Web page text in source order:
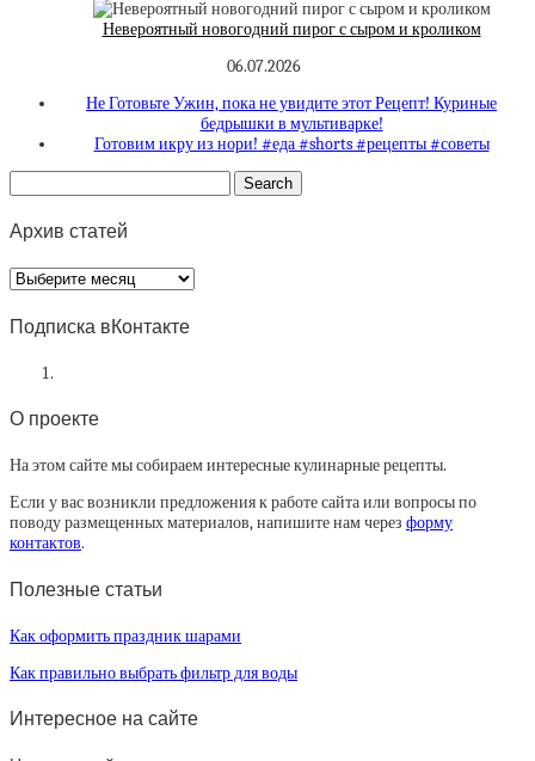
Невероятный новогодний пирог с сыром и кроликом
06.07.2026
Не Готовьте Ужин, пока не увидите этот Рецепт! Куриные
бедрышки в мультиварке!
Готовим икру из нори! #еда #shorts #рецепты #советы
Архив статей
Архив
статей
Подписка вКонтакте
О проекте
На этом сайте мы собираем интересные кулинарные рецепты.
Если у вас возникли предложения к работе сайта или вопросы по
поводу размещенных материалов, напишите нам через форму
контактов.
Полезные статьи
Как оформить праздник шарами
Как правильно выбрать фильтр для воды
Интересное на сайте